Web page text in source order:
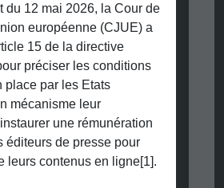
du 12 mai 2026, la Cour de
européenne (CJUE) a
15 de la directive
préciser les conditions
place par les Etats
mécanisme leur
une rémunération
éditeurs de presse pour
leurs contenus en ligne[1].